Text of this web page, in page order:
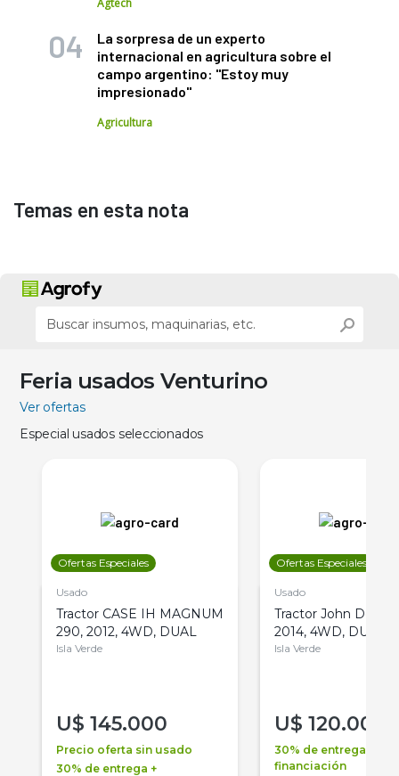
Agtech
La sorpresa de un experto
internacional en agricultura sobre el
campo argentino: "Estoy muy
impresionado"
Agricultura
Temas en esta nota
Feria usados Venturino
Ver ofertas
Especial usados seleccionados
Ofertas Especiales
Usado
Tractor CASE IH MAGNUM
290, 2012, 4WD, DUAL
Isla Verde
U$ 145.000
Precio oferta sin usado
30% de entrega +
Ofertas Especiales
Usado
Tractor John Deere
2014, 4WD, DUAL
Isla Verde
U$ 120.000
30% de entrega +
financiación